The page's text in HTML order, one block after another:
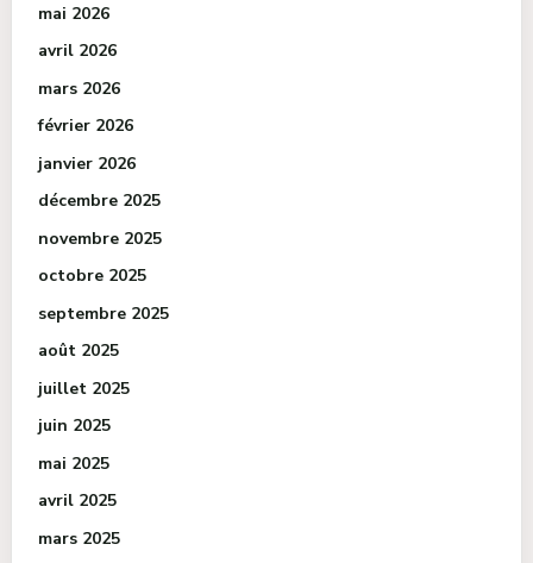
mai 2026
avril 2026
mars 2026
février 2026
janvier 2026
décembre 2025
novembre 2025
octobre 2025
septembre 2025
août 2025
juillet 2025
juin 2025
mai 2025
avril 2025
mars 2025